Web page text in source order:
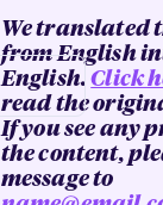
We translated
from English
English.Click
read the
If you see any
the content,
message to